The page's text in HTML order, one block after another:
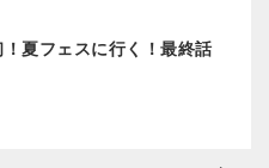
夏フェスに行く！最終話